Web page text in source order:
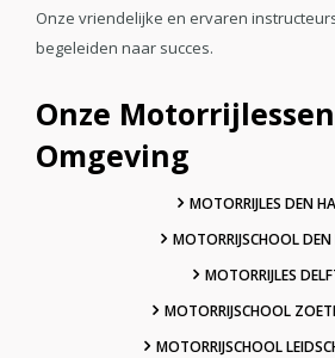
Onze vriendelijke en ervaren
begeleiden naar succes.
Onze
Omgeving
MOTORRIJLES DEN
MOTORRIJSCHOOL
MOTORRIJLES
MOTORRIJSCHOOL
MOTORRIJSCHOOL